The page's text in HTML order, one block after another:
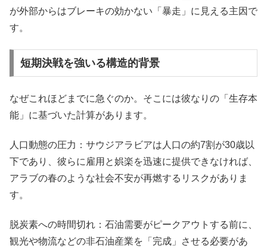
が外部からはブレーキの効かない「暴走」に見える主因で
す。
短期決戦を強いる構造的背景
なぜこれほどまでに急ぐのか。そこには彼なりの「生存本
能」に基づいた計算があります。
人口動態の圧力：サウジアラビアは人口の約7割が30歳以
下であり、彼らに雇用と娯楽を迅速に提供できなければ、
アラブの春のような社会不安が再燃するリスクがありま
す。
脱炭素への時間切れ：石油需要がピークアウトする前に、
観光や物流などの非石油産業を「完成」させる必要があ